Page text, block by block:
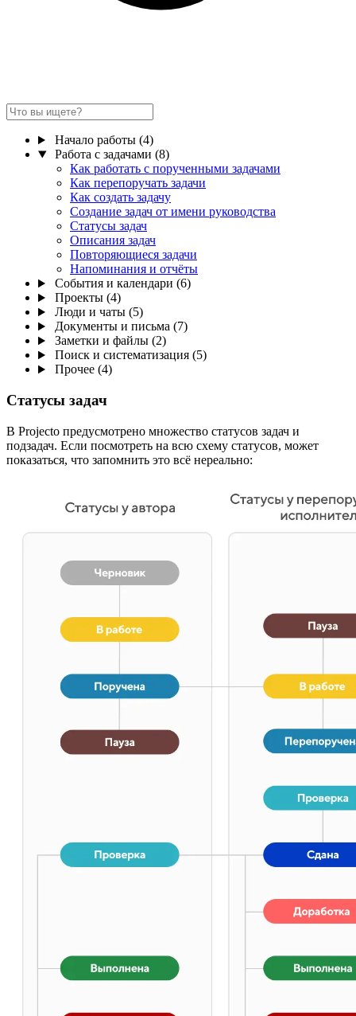
Начало работы (4)
Работа с задачами (8)
Как работать с порученными задачами
Как перепоручать задачи
Как создать задачу
Создание задач от имени руководства
Статусы задач
Описания задач
Повторяющиеся задачи
Напоминания и отчёты
События и календари (6)
Проекты (4)
Люди и чаты (5)
Документы и письма (7)
Заметки и файлы (2)
Поиск и систематизация (5)
Прочее (4)
Статусы задач
В Projecto предусмотрено множество статусов задач и
подзадач. Если посмотреть на всю схему статусов, может
показаться, что запомнить это всё нереально: